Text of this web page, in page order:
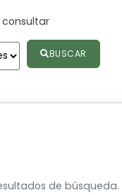
BUSCAR
de búsqueda.